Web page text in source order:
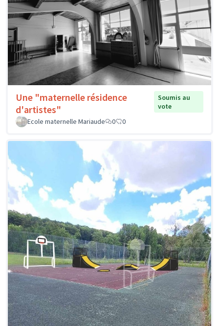
Une "maternelle résidence
d'artistes"
Soumis au
vote
Ecole maternelle Mariaude
0 0